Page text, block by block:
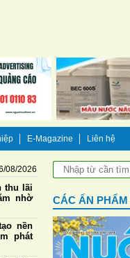
E-Magazine Liên hệ
08/2026
thu lãi
nhờ
nền
phát
CÁC ẤN